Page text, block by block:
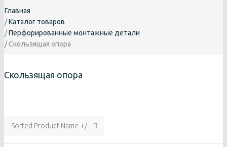
Главная
Каталог товаров
Перфорированные монтажные детали
Скользящая опора
Скользящая опора
Sorted Product Name +/-